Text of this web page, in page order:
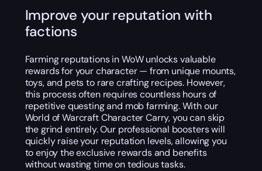
Improve your reputation with
factions
Farming reputations in WoW unlocks valuable
rewards for your character — from unique mounts,
toys, and pets to rare crafting recipes. However,
this process often requires countless hours of
repetitive questing and mob farming. With our
World of Warcraft Character Carry, you can skip
the grind entirely. Our professional boosters will
quickly raise your reputation levels, allowing you
to enjoy the exclusive rewards and benefits
without wasting time on tedious tasks.